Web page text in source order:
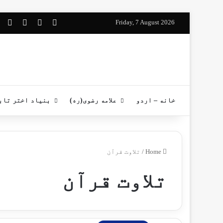
Friday, 7 August 2026
Facebook
YouTube
خانه – اردو علامه رضوی(ره) بنیاد اختر
Home
/ تلاوت قرآن
تلاوت قرآن